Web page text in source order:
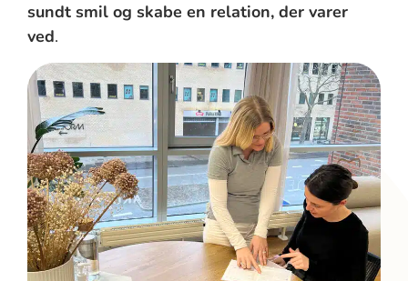
sundt smil og skabe en relation, der varer
ved.